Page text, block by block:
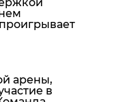
арены,
в